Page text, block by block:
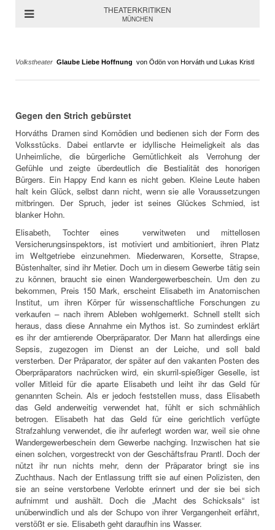
THEATERKRITIKEN
MÜNCHEN
Volkstheater Glaube Liebe Hoffnung von Ödön von Horváth und Lukas Kristl
Gegen den Strich gebürstet
Horváths Dramen sind Komödien und bedienen sich der Form des
Volksstücks. Dabei entlarvte er idyllische Heimeligkeit als das
Unheimliche, die bürgerliche Gemütlichkeit als Verrohung der
Gefühle und zeigte überdeutlich die Bestialität des honorigen
Bürgers. Ein Happy End kann es nicht geben. Kleine Leute haben
halt kein Glück, selbst dann nicht, wenn sie alle Voraussetzungen
mitbringen. Der Spruch, jeder ist seines Glückes Schmied, ist
blanker Hohn.
Elisabeth, Tochter eines verwitweten und mittellosen
Versicherungsinspektors, ist motiviert und ambitioniert, ihren Platz
im Weltgetriebe einzunehmen. Miederwaren, Korsette, Strapse,
Büstenhalter, sind ihr Metier. Doch um in diesem Gewerbe tätig sein
zu können, braucht sie einen Wandergewerbeschein. Um den zu
bekommen, Preis 150 Mark, erscheint Elisabeth im Anatomischen
Institut, um ihren Körper für wissenschaftliche Forschungen zu
verkaufen – nach ihrem Ableben wohlgemerkt. Schnell stellt sich
heraus, dass diese Annahme ein Mythos ist. So zumindest erklärt
es ihr der amtierende Oberpräparator. Der Mann hat allerdings eine
Sepsis, zugezogen im Dienst an der Leiche, und soll bald
versterben. Der Präparator, der später auf den vakanten Posten des
Oberpräparators nachrücken wird, ein skurril-spießiger Geselle, ist
voller Mitleid für die aparte Elisabeth und leiht ihr das Geld für
genannten Schein. Als er jedoch feststellen muss, dass Elisabeth
das Geld anderweitig verwendet hat, fühlt er sich schmählich
betrogen. Elisabeth hat das Geld für eine gerichtlich verfügte
Strafzahlung verwendet, die ihr auferlegt worden war, weil sie ohne
Wandergewerbeschein dem Gewerbe nachging. Inzwischen hat sie
einen solchen, vorgestreckt von der Geschäftsfrau Prantl. Doch der
nützt ihr nun nichts mehr, denn der Präparator bringt sie ins
Zuchthaus. Nach der Entlassung trifft sie auf einen Polizisten, den
sie an seine verstorbene Verlobte erinnert und der sie bei sich
aufnimmt und aushält. Doch die „Macht des Schicksals“ ist
unüberwindlich und als der Schupo von ihrer Vergangenheit erfährt,
verstößt er sie. Elisabeth geht daraufhin ins Wasser.